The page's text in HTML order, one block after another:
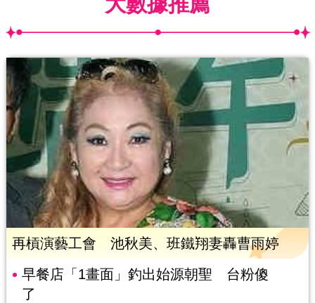
再槓演藝工會 池秋美、班鐵翔妻轟曹雨婷
早餐店「1畫面」釣出始源朝聖 台粉傻
了